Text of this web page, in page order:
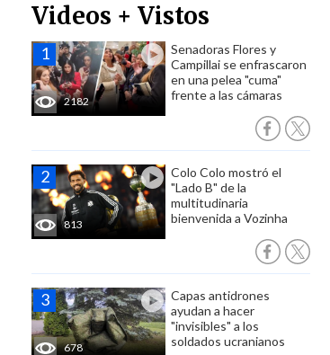
Videos + Vistos
2182
Senadoras Flores y
Campillai se enfrascaron
en una pelea "cuma"
frente a las cámaras
813
Colo Colo mostró el
"Lado B" de la
multitudinaria
bienvenida a Vozinha
678
Capas antidrones
ayudan a hacer
"invisibles" a los
soldados ucranianos